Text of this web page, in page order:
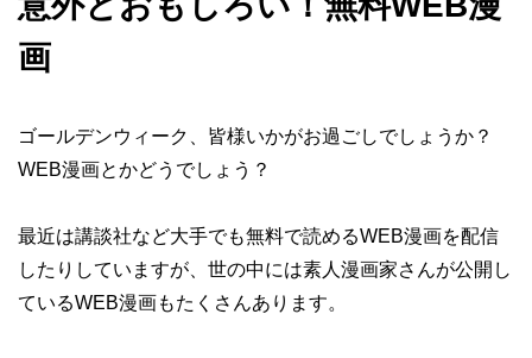
画
ゴールデンウィーク、皆様いかがお過ごしでしょうか？
WEB漫画とかどうでしょう？
最近は講談社など大手でも無料で読めるWEB漫画を配信
したりしていますが、世の中には素人漫画家さんが公開し
ているWEB漫画もたくさんあります。